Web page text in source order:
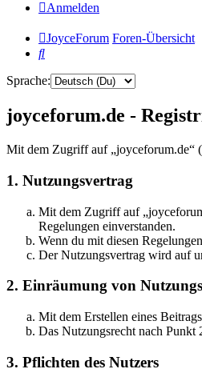
Anmelden
JoyceForum Foren-Übersicht
Suche
Sprache:
joyceforum.de -
Mit dem Zugriff auf „joyceforum.de“
1. Nutzungsvertrag
Mit dem Zugriff auf
Regelungen einverstanden.
Wenn du mit diesen
Der Nutzungsvertrag wird auf
2. Einräumung von
Mit dem Erstellen eines
Das Nutzungsrecht nach Punkt
3. Pflichten des Nutzers